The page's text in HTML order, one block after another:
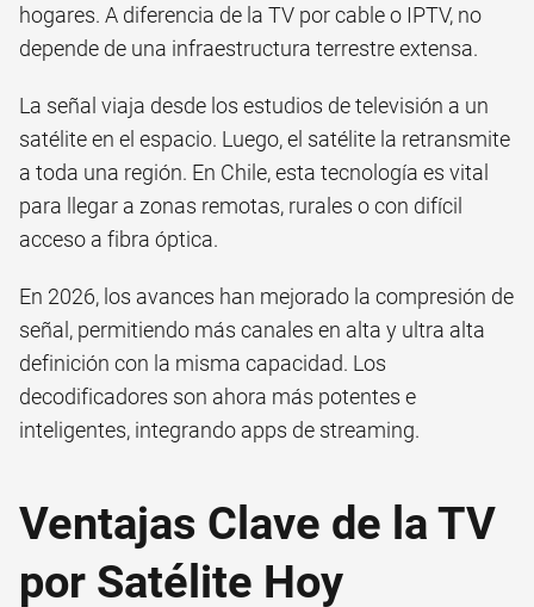
hogares. A diferencia de la TV por cable o IPTV, no
depende de una infraestructura terrestre extensa.
La señal viaja desde los estudios de televisión a un
satélite en el espacio. Luego, el satélite la retransmite
a toda una región. En Chile, esta tecnología es vital
para llegar a zonas remotas, rurales o con difícil
acceso a fibra óptica.
En 2026, los avances han mejorado la compresión de
señal, permitiendo más canales en alta y ultra alta
definición con la misma capacidad. Los
decodificadores son ahora más potentes e
inteligentes, integrando apps de streaming.
Ventajas Clave de la TV
por Satélite Hoy